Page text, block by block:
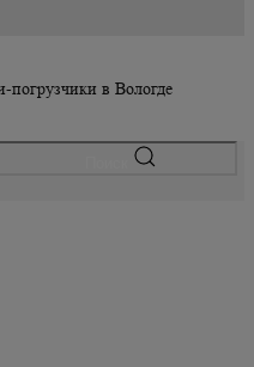
погрузчики в Вологде